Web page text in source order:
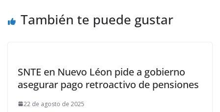
También te puede gustar
SNTE en Nuevo Léon pide a gobierno
asegurar pago retroactivo de pensiones
22 de agosto de 2025